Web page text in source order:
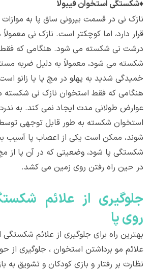
♦شکستگی استخوان فیبولا
نازک نی در قسمت بیرونی ساق پا به
قرار دارد، اما کوچکتر است. نازک نی
درشت نی شکسته می شود. هنگامی که فقط
شکسته می شود، معمولاً به دلیل ضربه
خمیدگی شدید به پهلو در مچ پا یا زانو
هنگامی که فقط استخوان نازک نی شکسته
عوارض طولانی مدت ایجاد نمی کند. به
استخوان شکسته به طور قابل توجهی
شوند، ممکن است یکی از اعصاب پا آسیب
شکستگی پا شود، وضعیتی که در آن پا از
در حین راه رفتن روی زمین می کشد.
جلوگیری از علائم
روی پا
بهترین راه برای جلوگیری از علائم
علائم مو برداشتن استخوان ، جلوگیری
نظارت بر رفتار و بازی کودکان و تشویق به